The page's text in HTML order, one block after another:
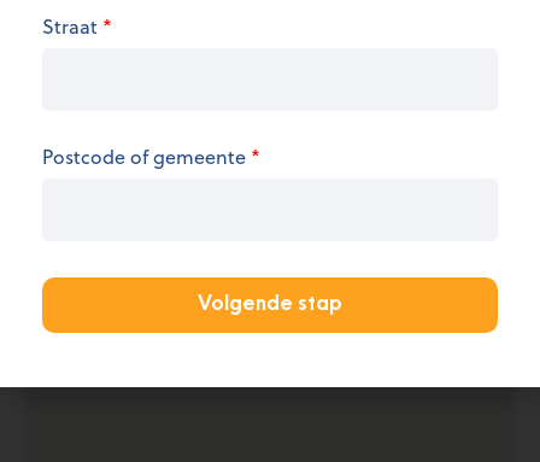
We hebben op dit moment geen informatie over
Straat *
Postcode of gemeente *
Volgende stap